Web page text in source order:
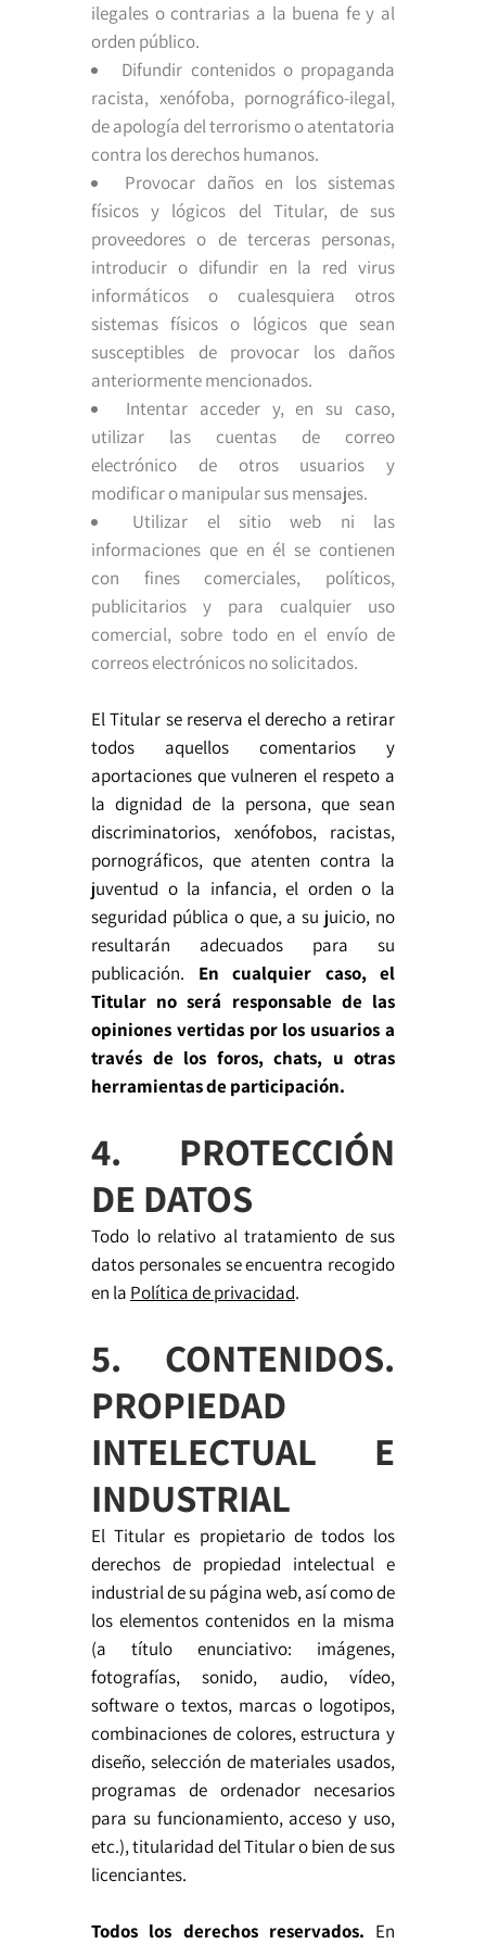
ilegales o contrarias a la buena fe y al
orden público.
Difundir contenidos o propaganda
racista, xenófoba, pornográfico-ilegal,
de apología del terrorismo o atentatoria
contra los derechos humanos.
Provocar daños en los sistemas
físicos y lógicos del Titular, de sus
proveedores o de terceras personas,
introducir o difundir en la red virus
informáticos o cualesquiera otros
sistemas físicos o lógicos que sean
susceptibles de provocar los daños
anteriormente mencionados.
Intentar acceder y, en su caso,
utilizar las cuentas de correo
electrónico de otros usuarios y
modificar o manipular sus mensajes.
Utilizar el sitio web ni las
informaciones que en él se contienen
con fines comerciales, políticos,
publicitarios y para cualquier uso
comercial, sobre todo en el envío de
correos electrónicos no solicitados.
El Titular se reserva el derecho a retirar
todos aquellos comentarios y
aportaciones que vulneren el respeto a
la dignidad de la persona, que sean
discriminatorios, xenófobos, racistas,
pornográficos, que atenten contra la
juventud o la infancia, el orden o la
seguridad pública o que, a su juicio, no
resultarán adecuados para su
publicación. En cualquier caso, el
Titular no será responsable de las
opiniones vertidas por los usuarios a
través de los foros, chats, u otras
herramientas de participación.
4. PROTECCIÓN
DE DATOS
Todo lo relativo al tratamiento de sus
datos personales se encuentra recogido
en la Política de privacidad.
5. CONTENIDOS.
PROPIEDAD
INTELECTUAL E
INDUSTRIAL
El Titular es propietario de todos los
derechos de propiedad intelectual e
industrial de su página web, así como de
los elementos contenidos en la misma
(a título enunciativo: imágenes,
fotografías, sonido, audio, vídeo,
software o textos, marcas o logotipos,
combinaciones de colores, estructura y
diseño, selección de materiales usados,
programas de ordenador necesarios
para su funcionamiento, acceso y uso,
etc.), titularidad del Titular o bien de sus
licenciantes.
Todos los derechos reservados. En